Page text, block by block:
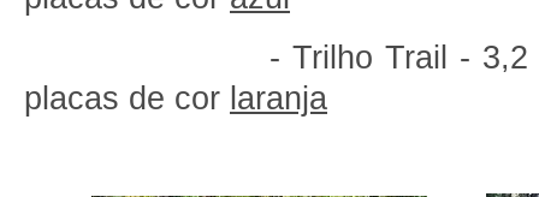
- Trilho Trail - 3,2 Km,
placas de cor laranja